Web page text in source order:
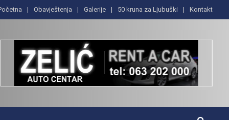
Obavještenja Galerije 50 kruna za Ljubuški Kontakt